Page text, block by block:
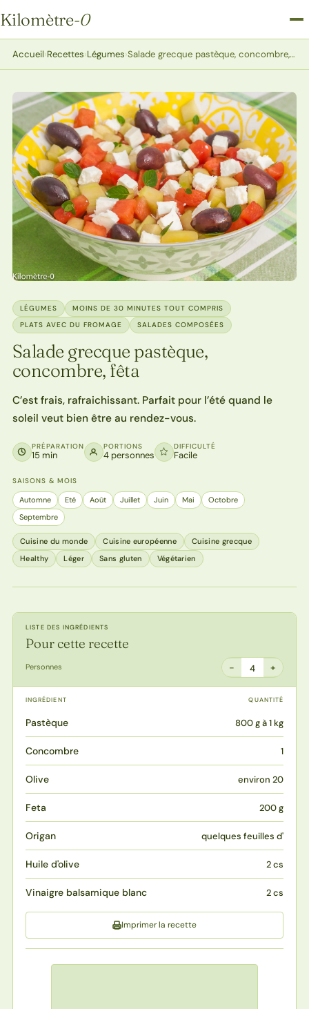
Kilomètre-0
Kilomètre-0
Accueil›Recettes›Légumes› Salade grecque pastèque, concombre, fêta
LÉGUMES
MOINS DE 30 MINUTES TOUT COMPRIS
PLATS AVEC DU FROMAGE
SALADES COMPOSÉES
Salade grecque pastèque,
concombre, fêta
C’est frais, rafraichissant. Parfait pour l’été quand le
soleil veut bien être au rendez-vous.
PRÉPARATION
15 min
PORTIONS
4 personnes
DIFFICULTÉ
Facile
SAISONS & MOIS
Automne Eté Août Juillet Juin Mai
Octobre
Septembre
Cuisine du monde Cuisine européenne
Cuisine grecque
Healthy
Léger Sans gluten Végétarien
LISTE DES INGRÉDIENTS
Pour cette recette
Personnes − 4 +
INGRÉDIENT QUANTITÉ
Pastèque 800 g à 1 kg
Concombre 1
Olive environ 20
Feta 200 g
Origan quelques feuilles d'
Huile d'olive 2 cs
Vinaigre balsamique blanc 2 cs
Imprimer la recette